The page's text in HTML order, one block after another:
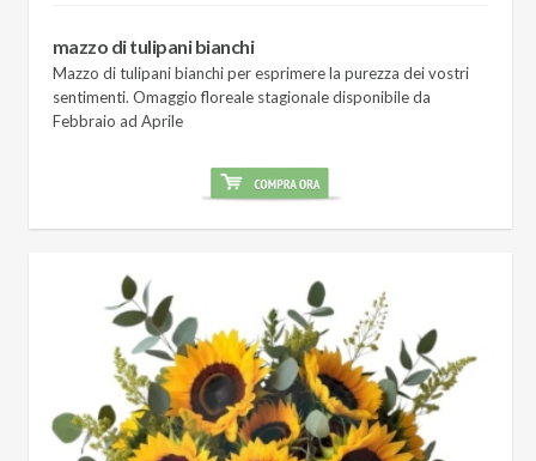
mazzo di tulipani bianchi
Mazzo di tulipani bianchi per esprimere la purezza dei vostri
sentimenti. Omaggio floreale stagionale disponibile da
Febbraio ad Aprile